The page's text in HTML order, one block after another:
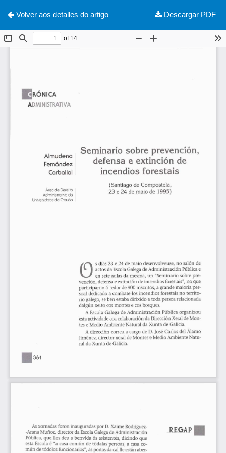
Volver aos detalles do artigo Descargar
Descargar PDF